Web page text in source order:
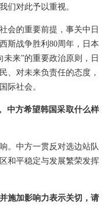
们对此予以重视。
会的重要前提，事关中日
斯战争胜利80周年，日本
来”的重要政治原则，日
、对未来负责任的态度，
际社会。
中方希望韩国采取什么样
。中方一贯反对选边站队
和平稳定与发展繁荣发挥
施加影响力表示关切，请